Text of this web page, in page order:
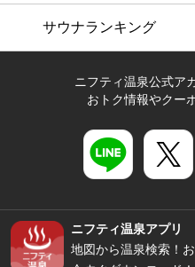
サウナランキング
ニフティ温泉公式ア
おトク情報やクー
ニフティ温泉アプリ
地図から温泉検索！